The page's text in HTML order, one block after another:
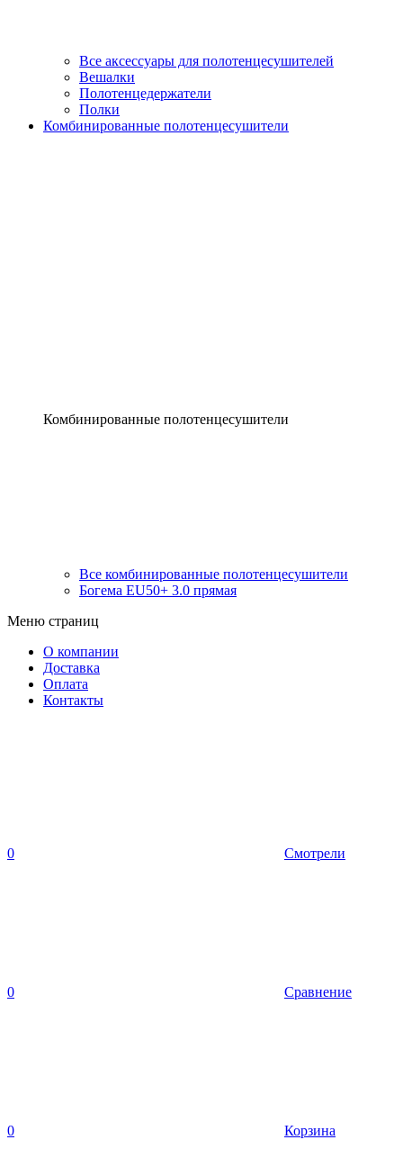
Все аксессуары для полотенцесушителей
Вешалки
Полотенцедержатели
Полки
Комбинированные полотенцесушители
Комбинированные полотенцесушители
Все комбинированные полотенцесушители
Богема EU50+ 3.0 прямая
Меню страниц
О компании
Доставка
Оплата
Контакты
0 Смотрели
0 Сравнение
0 Корзина